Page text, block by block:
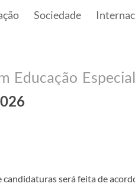
Sociedade
candidaturas será feita de